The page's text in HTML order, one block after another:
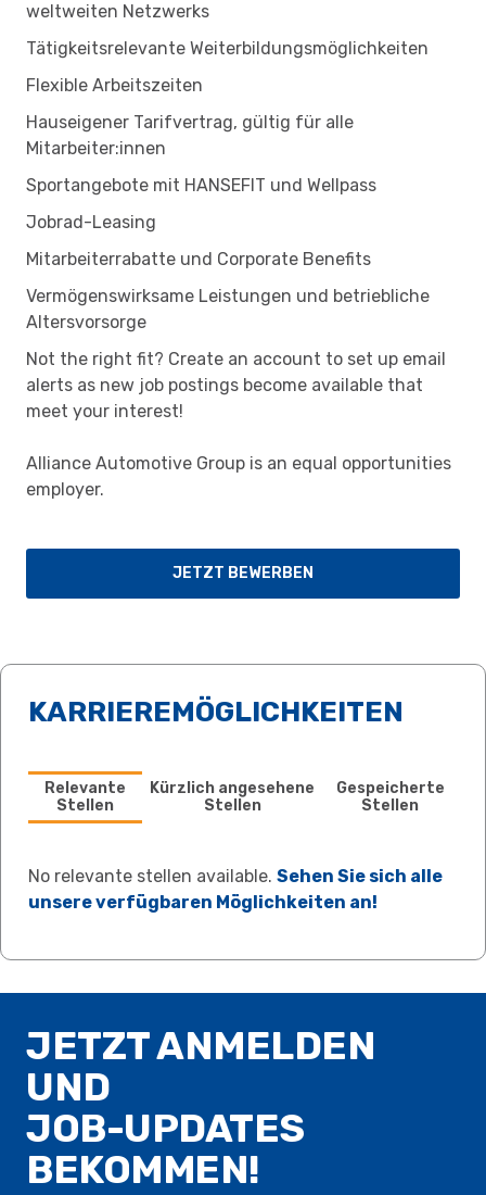
weltweiten Netzwerks
Tätigkeitsrelevante Weiterbildungsmöglichkeiten
Flexible Arbeitszeiten
Hauseigener Tarifvertrag, gültig für alle
Mitarbeiter:innen
Sportangebote mit HANSEFIT und Wellpass
Jobrad-Leasing
Mitarbeiterrabatte und Corporate Benefits
Vermögenswirksame Leistungen und betriebliche
Altersvorsorge
Not the right fit? Create an account to set up email
alerts as new job postings become available that
meet your interest!
Alliance Automotive Group is an equal opportunities
employer.
JETZT BEWERBEN
KARRIEREMÖGLICHKEITEN
Relevante
Stellen
Kürzlich angesehene
Stellen
Gespeicherte
Stellen
No relevante stellen available. Sehen Sie sich alle
unsere verfügbaren Möglichkeiten an!
JETZT ANMELDEN
UND
JOB-UPDATES
BEKOMMEN!